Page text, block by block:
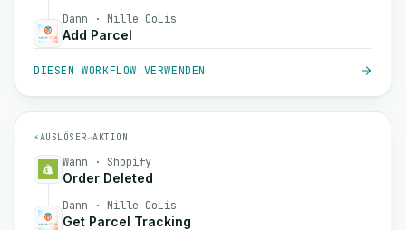
Dann · Mille CoLis
Add Parcel
DIESEN WORKFLOW VERWENDEN
⚡AUSLÖSER→AKTION
Wann · Shopify
Order Deleted
Dann · Mille CoLis
Get Parcel Tracking